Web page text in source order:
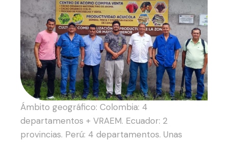
Ámbito geográfico: Colombia: 4
departamentos + VRAEM. Ecuador: 2
provincias. Perú: 4 departamentos. Unas